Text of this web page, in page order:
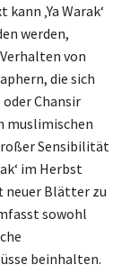
‚Ya Warak‘
werden,
von
die sich
Chansir
muslimischen
Sensibilität
im Herbst
neuer Blätter zu
sowohl
beinhalten.